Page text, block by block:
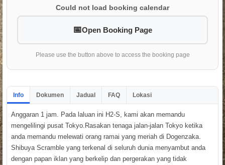
Could not load booking calendar
Open Booking Page
Please use the button above to access the booking page
Info Dokumen Jadual FAQ Lokasi
Anggaran 1 jam. Pada laluan ini H2-S, kami akan memandu
mengelilingi pusat Tokyo.Rasakan tenaga jalan-jalan Tokyo ketika
anda memandu melewati orang ramai yang meriah di Dogenzaka.
Shibuya Scramble yang terkenal di seluruh dunia menyambut anda
dengan papan iklan yang berkelip dan pergerakan yang tidak